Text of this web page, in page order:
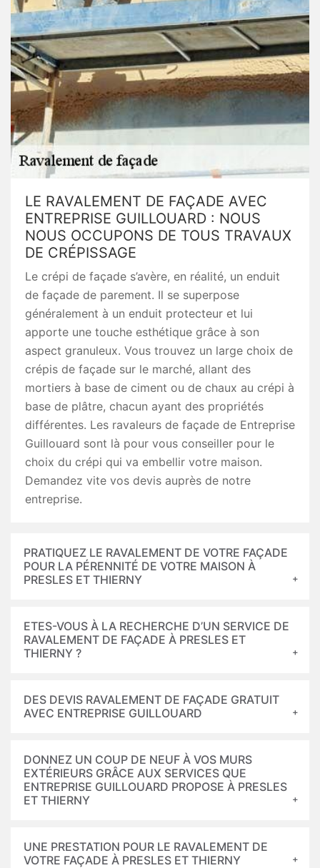
LE RAVALEMENT DE FAÇADE AVEC
ENTREPRISE GUILLOUARD : NOUS
NOUS OCCUPONS DE TOUS TRAVAUX
DE CRÉPISSAGE
Le crépi de façade s’avère, en réalité, un enduit
de façade de parement. Il se superpose
généralement à un enduit protecteur et lui
apporte une touche esthétique grâce à son
aspect granuleux. Vous trouvez un large choix de
crépis de façade sur le marché, allant des
mortiers à base de ciment ou de chaux au crépi à
base de plâtre, chacun ayant des propriétés
différentes. Les ravaleurs de façade de Entreprise
Guillouard sont là pour vous conseiller pour le
choix du crépi qui va embellir votre maison.
Demandez vite vos devis auprès de notre
entreprise.
PRATIQUEZ LE RAVALEMENT DE VOTRE FAÇADE
POUR LA PÉRENNITÉ DE VOTRE MAISON À
PRESLES ET THIERNY
ETES-VOUS À LA RECHERCHE D’UN SERVICE DE
RAVALEMENT DE FAÇADE À PRESLES ET
THIERNY ?
DES DEVIS RAVALEMENT DE FAÇADE GRATUIT
AVEC ENTREPRISE GUILLOUARD
DONNEZ UN COUP DE NEUF À VOS MURS
EXTÉRIEURS GRÂCE AUX SERVICES QUE
ENTREPRISE GUILLOUARD PROPOSE À PRESLES
ET THIERNY
UNE PRESTATION POUR LE RAVALEMENT DE
VOTRE FAÇADE À PRESLES ET THIERNY